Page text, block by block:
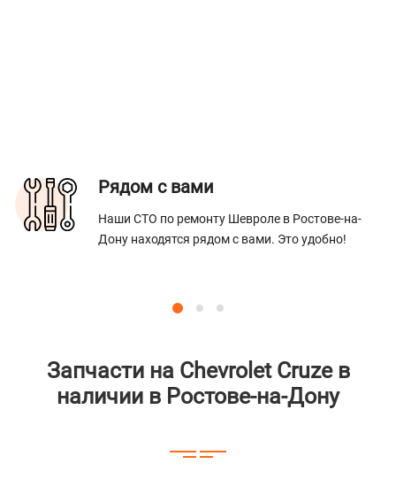
Рядом с вами
Наши СТО по ремонту Шевроле в Ростове-на-
Дону находятся рядом с вами. Это удобно!
Запчасти на Chevrolet Cruze в
наличии в Ростове-на-Дону